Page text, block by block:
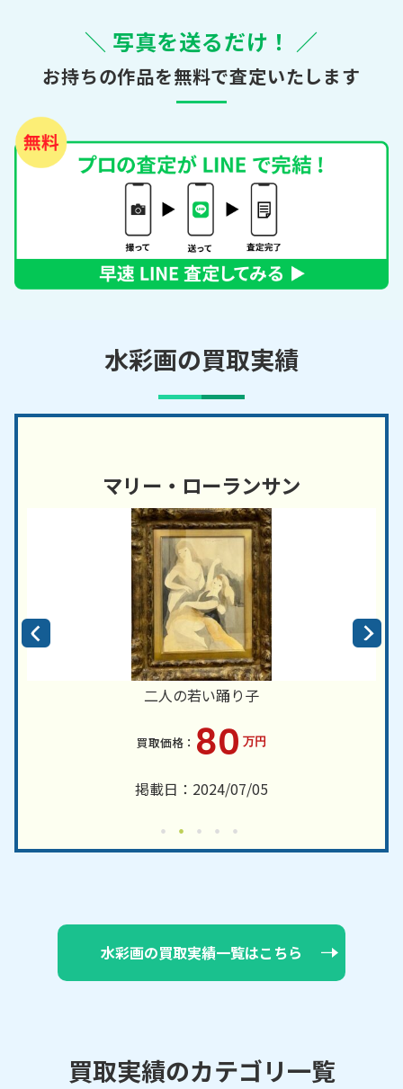
＼ 写真を送るだけ！ ／
お持ちの作品を無料で査定いたします
水彩画の買取実績
マリー・ローランサン
二人の若い踊り子
80 万円
掲載日：2024/07/05
水彩画の買取実績一覧はこちら
買取実績のカテゴリ一覧